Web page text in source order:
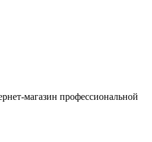
магазин профессиональной